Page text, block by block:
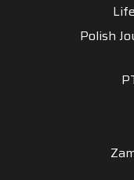
Polish